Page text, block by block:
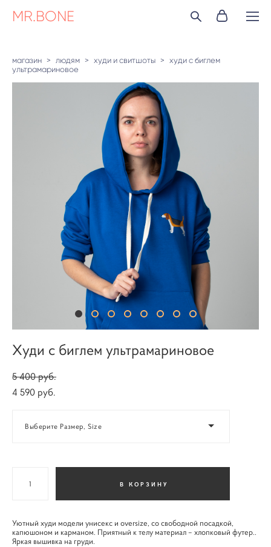
MR.BONE
магазин > людям > худи и свитшоты > худи с биглем
ультрамариновое
Худи с биглем ультрамариновое
5 400 pуб.
4 590 pуб.
Выберите Размер, Size
В КОРЗИНУ
Уютный худи модели унисекс и oversize, со свободной посадкой,
капюшоном и карманом. Приятный к телу материал – хлопковый футер..
Яркая вышивка на груди.